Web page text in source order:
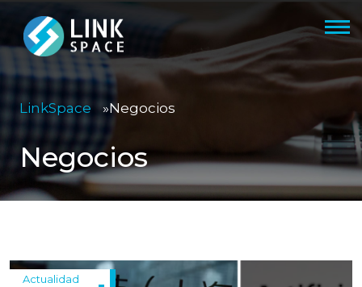
LinkSpace »Negocios
Negocios
Actualidad